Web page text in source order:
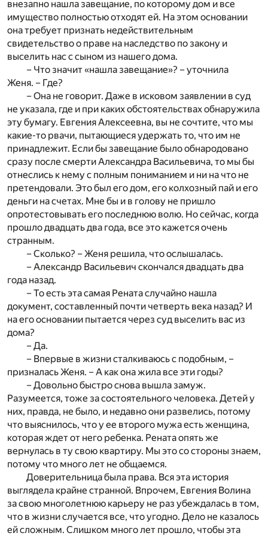
внезапно нашла завещание, по которому дом и все
имущество полностью отходят ей. На этом основании
она требует признать недействительным
свидетельство о праве на наследство по закону и
выселить нас с сыном из нашего дома.
– Что значит «нашла завещание»? – уточнила
Женя. – Где?
– Она не говорит. Даже в исковом заявлении в суд
не указала, где и при каких обстоятельствах обнаружила
эту бумагу. Евгения Алексеевна, вы не сочтите, что мы
какие-то рвачи, пытающиеся удержать то, что им не
принадлежит. Если бы завещание было обнародовано
сразу после смерти Александра Васильевича, то мы бы
отнеслись к нему с полным пониманием и ни на что не
претендовали. Это был его дом, его колхозный пай и его
деньги на счетах. Мне бы и в голову не пришло
опротестовывать его последнюю волю. Но сейчас, когда
прошло двадцать два года, все это кажется очень
странным.
– Сколько? – Женя решила, что ослышалась.
– Александр Васильевич скончался двадцать два
года назад.
– То есть эта самая Рената случайно нашла
документ, составленный почти четверть века назад? И
на его основании пытается через суд выселить вас из
дома?
– Да.
– Впервые в жизни сталкиваюсь с подобным, –
призналась Женя. – А как она жила все эти годы?
– Довольно быстро снова вышла замуж.
Разумеется, тоже за состоятельного человека. Детей у
них, правда, не было, и недавно они развелись, потому
что выяснилось, что у ее второго мужа есть женщина,
которая ждет от него ребенка. Рената опять же
вернулась в ту свою квартиру. Мы это со стороны знаем,
потому что много лет не общаемся.
Доверительница была права. Вся эта история
выглядела крайне странной. Впрочем, Евгения Волина
за свою многолетнюю карьеру не раз убеждалась в том,
что в жизни случается все, что угодно. Дело не казалось
ей сложным. Слишком много лет прошло, чтобы эта